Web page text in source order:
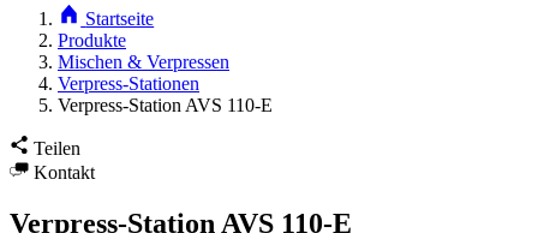
Startseite
Produkte
Mischen & Verpressen
Verpress-Stationen
Verpress-Station AVS 110-E
Teilen
Kontakt
Verpress-Station AVS 110-E